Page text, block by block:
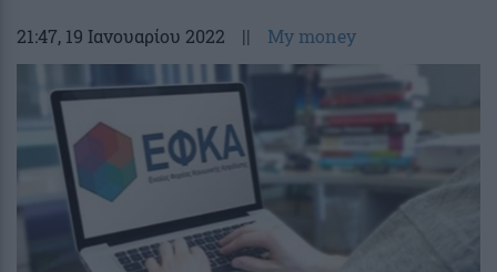
21:47, 19 Ιανουαρίου 2022 || My money